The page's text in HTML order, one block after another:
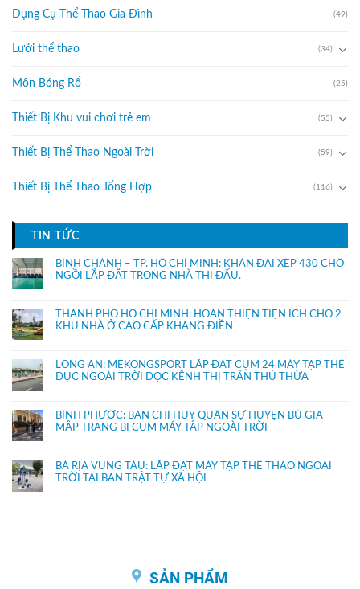
Dụng Cụ Thể Thao Gia Đình (49)
Lưới thể thao (34)
Môn Bóng Rổ (25)
Thiết Bị Khu vui chơi trẻ em (55)
Thiết Bị Thể Thao Ngoài Trời (59)
Thiết Bị Thể Thao Tổng Hợp (116)
TIN TỨC
BÌNH CHÁNH – TP. HỒ CHÍ MINH: KHÁN ĐÀI XẾP 430 CHỔ
NGỒI LẮP ĐẶT TRONG NHÀ THI ĐẤU.
THÀNH PHỐ HỒ CHÍ MINH: HOÀN THIỆN TIỆN ÍCH CHO 2
KHU NHÀ Ở CAO CẤP KHANG ĐIỀN
LONG AN: MEKONGSPORT LẮP ĐẶT CỤM 24 MÁY TẬP THỂ
DỤC NGOÀI TRỜI DỌC KÊNH THỊ TRẤN THỦ THỪA
BÌNH PHƯỚC: BAN CHỈ HUY QUÂN SỰ HUYỆN BÙ GIA
MẬP TRANG BỊ CỤM MÁY TẬP NGOÀI TRỜI
BÀ RỊA VŨNG TÀU: LẮP ĐẶT MÁY TẬP THỂ THAO NGOÀI
TRỜI TẠI BAN TRẬT TỰ XÃ HỘI
SẢN PHẨM